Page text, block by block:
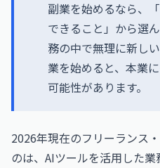
副業を始めるなら、
できること」から選
務の中で無理に新し
業を始めると、本業
可能性があります。
2026年現在のフリーランス
のは、AIツールを活用した